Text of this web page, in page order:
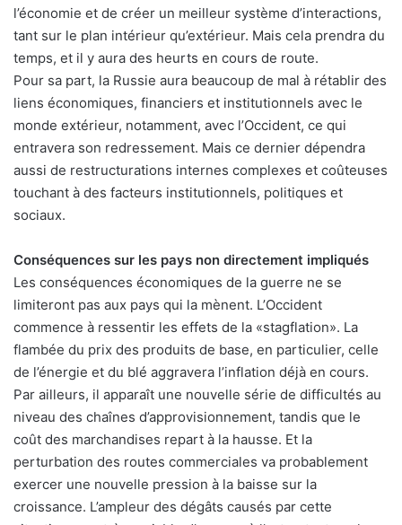
l’économie et de créer un meilleur système d’interactions,
tant sur le plan intérieur qu’extérieur. Mais cela prendra du
temps, et il y aura des heurts en cours de route.
Pour sa part, la Russie aura beaucoup de mal à rétablir des
liens économiques, financiers et institutionnels avec le
monde extérieur, notamment, avec l’Occident, ce qui
entravera son redressement. Mais ce dernier dépendra
aussi de restructurations internes complexes et coûteuses
touchant à des facteurs institutionnels, politiques et
sociaux.
Conséquences sur les pays non directement impliqués
Les conséquences économiques de la guerre ne se
limiteront pas aux pays qui la mènent. L’Occident
commence à ressentir les effets de la «stagflation». La
flambée du prix des produits de base, en particulier, celle
de l’énergie et du blé aggravera l’inflation déjà en cours.
Par ailleurs, il apparaît une nouvelle série de difficultés au
niveau des chaînes d’approvisionnement, tandis que le
coût des marchandises repart à la hausse. Et la
perturbation des routes commerciales va probablement
exercer une nouvelle pression à la baisse sur la
croissance. L’ampleur des dégâts causés par cette